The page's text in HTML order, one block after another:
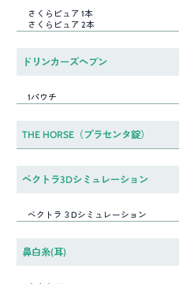
さくらピュア 1本
さくらピュア 2本
ドリンカーズヘブン
1パウチ
THE HORSE（プラセンタ錠）
ベクトラ3Dシミュレーション
ベクトラ３Dシミュレーション
鼻白糸(耳)